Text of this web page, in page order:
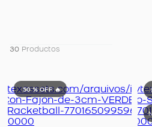
30 Productos
50 % OFF 🔥